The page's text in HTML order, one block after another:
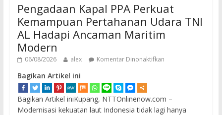
Pengadaan Kapal PPA Perkuat
Kemampuan Pertahanan Udara TNI
AL Hadapi Ancaman Maritim
Modern
06/08/2026 alex Komentar Dinonaktifkan
Bagikan Artikel ini
Bagikan Artikel iniKupang, NTTOnlinenow.com –
Modernisasi kekuatan laut Indonesia tidak lagi hanya